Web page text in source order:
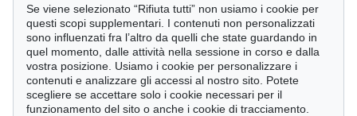
Tutti gli oggetti
Solo offerte attuali
Solo oggetti venduti
Cerca
Se viene selezionato “Rifiuta tutti” non usiamo i cookie per
questi scopi supplementari. I contenuti non personalizzati
sono influenzati fra l’altro da quelli che state guardando in
quel momento, dalle attività nella sessione in corso e dalla
vostra posizione. Usiamo i cookie per personalizzare i
contenuti e analizzare gli accessi al nostro sito. Potete
scegliere se accettare solo i cookie necessari per il
funzionamento del sito o anche i cookie di tracciamento.